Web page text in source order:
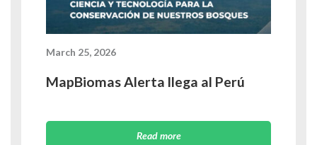
March 25, 2026
MapBiomas Alerta llega al Perú
Read more